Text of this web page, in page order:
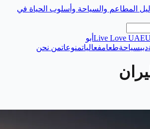
المطاعم والسياحة وأسلوب الحياة في
Live Love UAE أبو
دبيسياحةطعامفعالياتمنوعاتمن نحن